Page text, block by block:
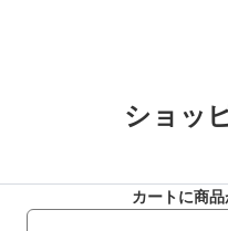
ショッ
カートに商品